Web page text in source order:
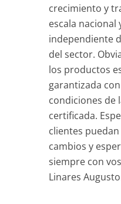
crecimiento y
escala nacional
independiente
del sector.
los productos
garantizada
condiciones de
certificada.
clientes
cambios y
siempre con
Linares